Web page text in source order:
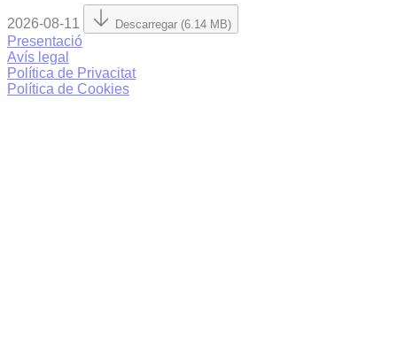
2026-08-11 Descarregar (6.14 MB)
Presentació
Avís legal
Política de Privacitat
Política de Cookies